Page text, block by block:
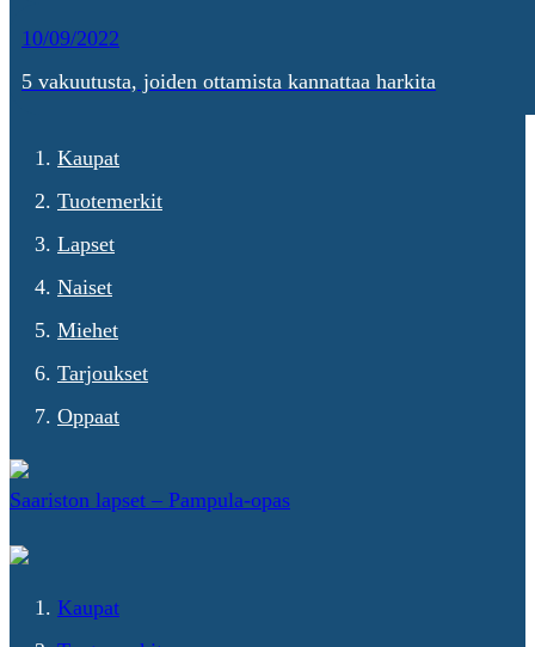
10/09/2022
5 vakuutusta, joiden ottamista kannattaa harkita
Kaupat
Tuotemerkit
Lapset
Naiset
Miehet
Tarjoukset
Oppaat
Saariston lapset – Pampula-opas
Kaupat